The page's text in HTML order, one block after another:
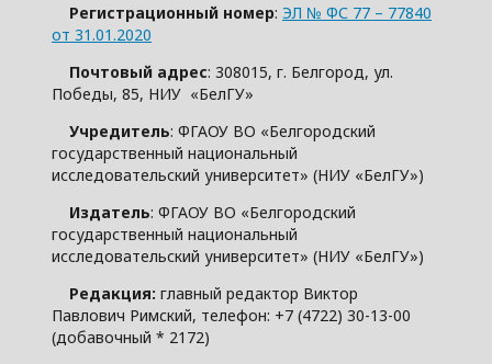
Регистрационный номер: ЭЛ № ФС 77 – 77840
от 31.01.2020
Почтовый адрес: 308015, г. Белгород, ул.
Победы, 85, НИУ «БелГУ»
Учредитель: ФГАОУ ВО «Белгородский
государственный национальный
исследовательский университет» (НИУ «БелГУ»)
Издатель: ФГАОУ ВО «Белгородский
государственный национальный
исследовательский университет» (НИУ «БелГУ»)
Редакция: главный редактор Виктор
Павлович Римский, телефон: +7 (4722) 30-13-00
(добавочный * 2172)